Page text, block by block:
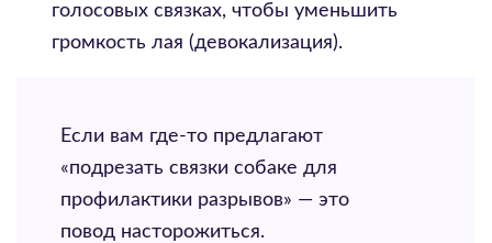
голосовых связках, чтобы уменьшить
громкость лая (девокализация).
Если вам где-то предлагают
«подрезать связки собаке для
профилактики разрывов» — это
повод насторожиться.